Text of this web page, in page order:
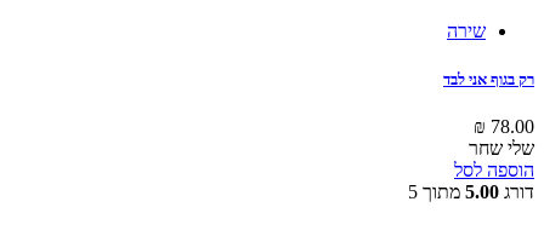
שירה
רק בגוף אני לבד
78.00
₪
שלי שחר
הוספה לסל
דורג 5.00 מתוך 5